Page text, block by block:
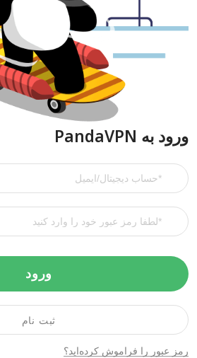
ورود به PandaVPN
ورود
رمز عبور را فراموش کرده‌اید؟
ثبت نام